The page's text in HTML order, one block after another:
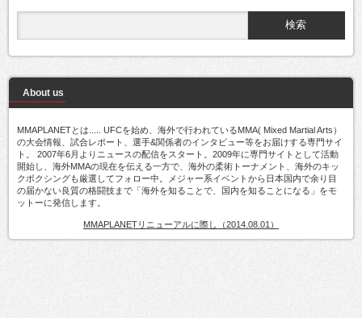
About us
MMAPLANETとは..... UFCを始め、海外で行われているMMA( Mixed Martial Arts）
の大会情報、試合レポート、選手&関係者のインタビュー等をお届けする専門サイ
ト。 2007年6月よりニュースの配信をスタート。2009年に専門サイトとして活動
開始し、海外MMAの現在を伝える一方で、海外の柔術トーナメント、海外のキッ
クボクシングも厳選してフォロー中。メジャー系イベントから日本国内で余り目
の届かない良質の格闘技まで「海外を知ることで、国内を知ることになる」をモ
ットーに発信します。
MMAPLANETリニューアルに際し（2014.08.01）